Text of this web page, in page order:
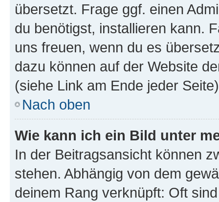
übersetzt. Frage ggf. einen
du benötigst, installieren kann.
uns freuen, wenn du es
dazu können auf der Website
(siehe Link am Ende jeder
Nach oben
Wie kann ich ein Bild unter
In der Beitragsansicht können
stehen. Abhängig von dem
deinem Rang verknüpft: Oft